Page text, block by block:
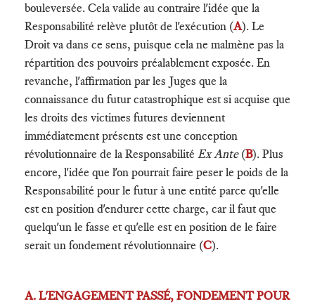
bouleversée. Cela valide au contraire l'idée que la
Responsabilité relève plutôt de l'exécution (A). Le
Droit va dans ce sens, puisque cela ne malmène pas la
répartition des pouvoirs préalablement exposée. En
revanche, l'affirmation par les Juges que la
connaissance du futur catastrophique est si acquise que
les droits des victimes futures deviennent
immédiatement présents est une conception
révolutionnaire de la Responsabilité Ex Ante (B). Plus
encore, l'idée que l'on pourrait faire peser le poids de la
Responsabilité pour le futur à une entité parce qu'elle
est en position d'endurer cette charge, car il faut que
quelqu'un le fasse et qu'elle est en position de le faire
serait un fondement révolutionnaire (C).
A. L'ENGAGEMENT PASSÉ, FONDEMENT POUR